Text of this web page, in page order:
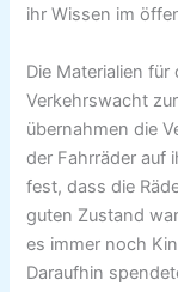
ihr Wissen im
Die Materialien
Verkehrswacht
übernahmen die
der Fahrräder auf
fest, dass die
guten Zustand
es immer noch
Daraufhin